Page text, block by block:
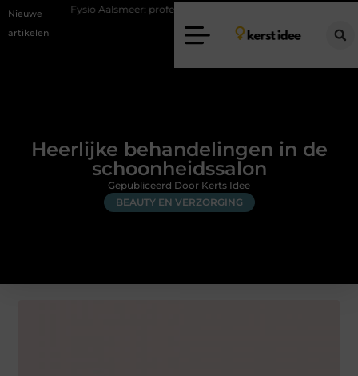
Nieuwe
artikelen
Aalsmeer: professionele hulp bij pijn en bewegingsklachten
Heerlijke behandelingen in de
schoonheidssalon
BEAUTY EN VERZORGING
Gepubliceerd Door Kerts Idee